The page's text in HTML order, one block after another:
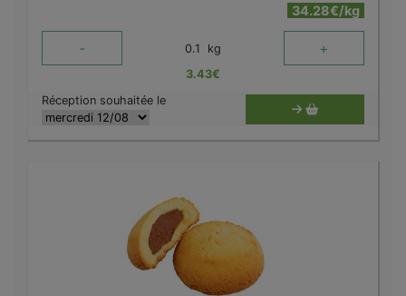
34.28€/kg
- 0.1 kg +
3.43€
Réception souhaitée le